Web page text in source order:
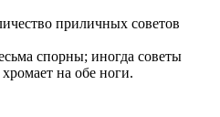
приличных советов
спорны; иногда советы
на обе ноги.